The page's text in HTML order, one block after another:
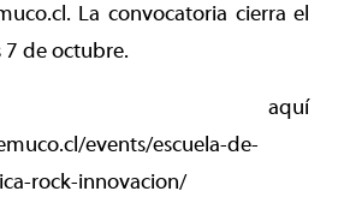
La convocatoria cierra el
de octubre.
aquí
events/escuela-de-
rock-innovacion/